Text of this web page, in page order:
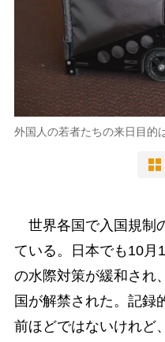
外国人の若者たちの来日目的
世界各国で入国規制
ている。日本でも10月
の水際対策が緩和され
国が解禁された。記録
前ほどではないけれど